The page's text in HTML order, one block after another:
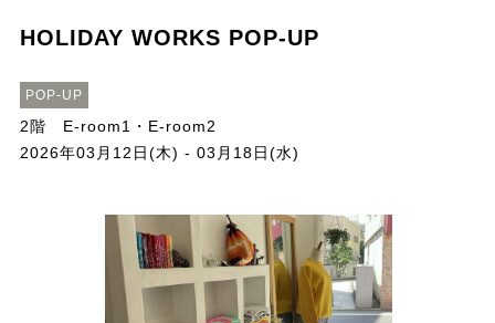
HOLIDAY WORKS POP-UP
POP-UP
2階 E-room1・E-room2
2026年03月12日(木) - 03月18日(水)